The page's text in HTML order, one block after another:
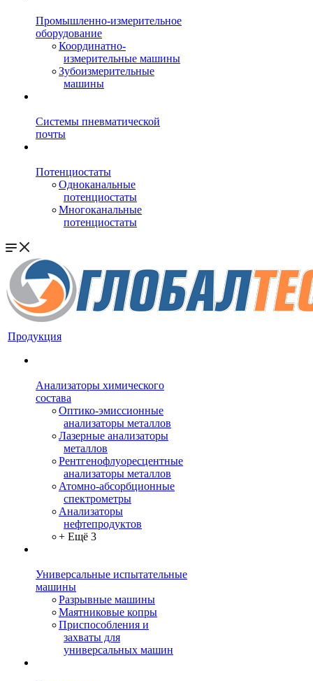
Промышленно-измерительное
оборудование
Координатно-
измерительные машины
Зубоизмерительные
машины
Системы пневматической
почты
Потенциостаты
Одноканальные
потенциостаты
Многоканальные
потенциостаты
Продукция
Анализаторы химического
состава
Оптико-эмиссионные
анализаторы металлов
Лазерные анализаторы
металлов
Рентгенофлуоресцентные
анализаторы металлов
Атомно-абсорбционные
спектрометры
Анализаторы
нефтепродуктов
+ Ещё 3
Универсальные испытательные
машины
Разрывные машины
Маятниковые копры
Приспособления и
захваты для
универсальных машин